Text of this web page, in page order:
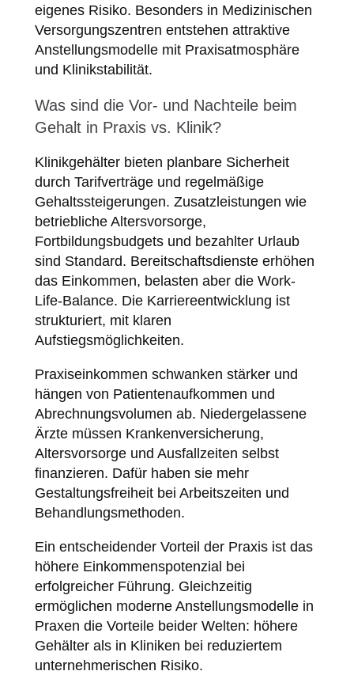
eigenes Risiko. Besonders in Medizinischen
Versorgungszentren entstehen attraktive
Anstellungsmodelle mit Praxisatmosphäre
und Klinikstabilität.
Was sind die Vor- und Nachteile beim
Gehalt in Praxis vs. Klinik?
Klinikgehälter bieten planbare Sicherheit
durch Tarifverträge und regelmäßige
Gehaltssteigerungen. Zusatzleistungen wie
betriebliche Altersvorsorge,
Fortbildungsbudgets und bezahlter Urlaub
sind Standard. Bereitschaftsdienste erhöhen
das Einkommen, belasten aber die Work-
Life-Balance. Die Karriereentwicklung ist
strukturiert, mit klaren
Aufstiegsmöglichkeiten.
Praxiseinkommen schwanken stärker und
hängen von Patientenaufkommen und
Abrechnungsvolumen ab. Niedergelassene
Ärzte müssen Krankenversicherung,
Altersvorsorge und Ausfallzeiten selbst
finanzieren. Dafür haben sie mehr
Gestaltungsfreiheit bei Arbeitszeiten und
Behandlungsmethoden.
Ein entscheidender Vorteil der Praxis ist das
höhere Einkommenspotenzial bei
erfolgreicher Führung. Gleichzeitig
ermöglichen moderne Anstellungsmodelle in
Praxen die Vorteile beider Welten: höhere
Gehälter als in Kliniken bei reduziertem
unternehmerischen Risiko.